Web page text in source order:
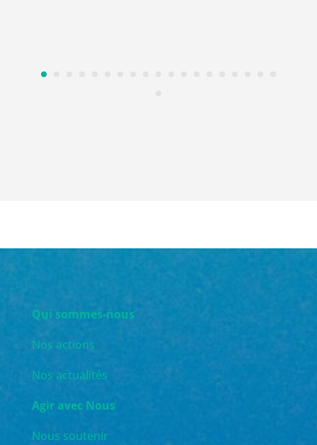
Qui sommes-nous
Nos actions
Nos actualités
Agir avec Nous
Nous soutenir